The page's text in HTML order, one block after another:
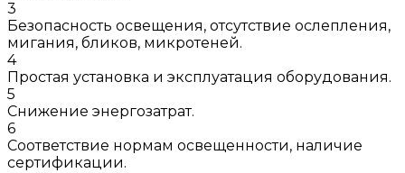
3
Безопасность освещения, отсутствие ослепления,
мигания, бликов, микротеней.
4
Простая установка и эксплуатация оборудования.
5
Снижение энергозатрат.
6
Соответствие нормам освещенности, наличие
сертификации.